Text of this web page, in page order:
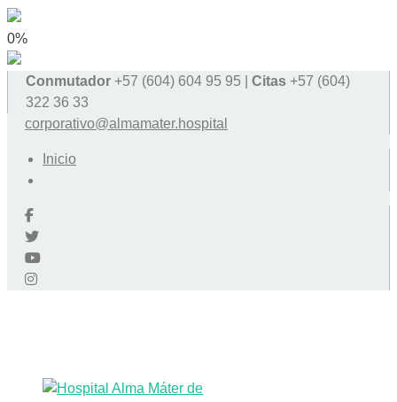
0%
Conmutador +57 (604) 604 95 95 | Citas +57 (604)
322 36 33
corporativo@almamater.hospital
Inicio